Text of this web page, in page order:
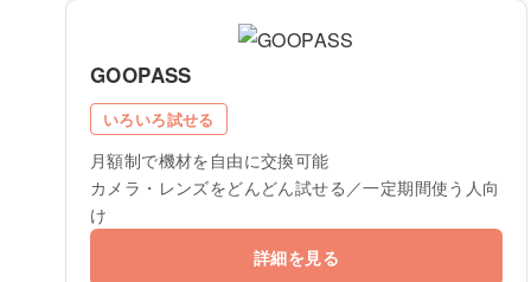
GOOPASS
いろいろ試せる
月額制で機材を自由に交換可能
カメラ・レンズをどんどん試せる／一定期間使う人向
け
詳細を見る